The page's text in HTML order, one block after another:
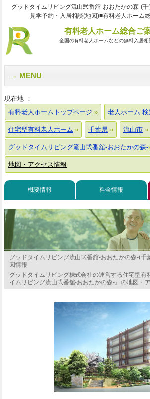
グッドタイムリビング流山弐番舘-おおたかの森-(千
見学予約・入居相談(地図)■有料老人ホーム
有料老人ホーム総合ご
全国の有料老人ホームなどの無料入居
MENU
現在地 ：
有料老人ホームトップページ
老人ホーム 検
住宅型有料老人ホーム 千葉県 流山市
グッドタイムリビング流山弐番舘-おおたかの森-
地図・アクセス情報
概要情報 料金情報
グッドタイムリビング流山弐番舘-おおたかの森-(千
図情報
グッドタイムリビング株式会社の運営する住宅型有
イムリビング流山弐番舘-おおたかの森-』の地図・